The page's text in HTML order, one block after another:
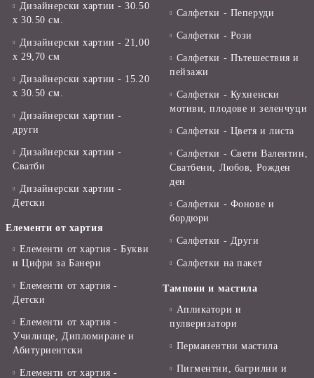
Дизайнерски хартии - 30.50
х 30.50 см.
Дизайнерски хартии - 21,00
х 29,70 см
Дизайнерски хартии - 15.20
x 30.50 см.
Дизайнерски хартии -
други
Дизайнерски хартии -
Сватби
Дизайнерски хартии -
Детски
Елементи от хартия
Елементи от хартия - Букви
и Цифри за Банери
Елементи от хартия -
Детски
Елементи от хартия -
Училище, Дипломиране и
Абитуриентски
Елементи от хартия -
Салфетки - Пеперуди
Салфетки - Рози
Салфетки - Пътешествия и
пейзажи
Салфетки - Кухненски
мотиви, плодове и зеленчуци
Салфетки - Цветя и листа
Салфетки - Свети Валентин,
Сватбени, Любов, Рожден
ден
Салфетки - Фонове и
бордюри
Салфетки - Други
Салфетки на пакет
Тампони и мастила
Апликатори и
пулверизатори
Перманентни мастила
Пигментни, багрилни и